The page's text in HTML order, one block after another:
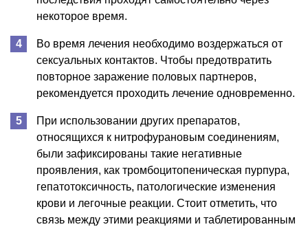
некоторое время.
Во время лечения необходимо воздержаться от
сексуальных контактов. Чтобы предотвратить
повторное заражение половых партнеров,
рекомендуется проходить лечение одновременно.
При использовании других препаратов,
относящихся к нитрофурановым соединениям,
были зафиксированы такие негативные
проявления, как тромбоцитопеническая пурпура,
гепатотоксичность, патологические изменения
крови и легочные реакции. Стоит отметить, что
связь между этими реакциями и таблетированным